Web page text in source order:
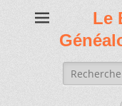
Le
Recherche
de: